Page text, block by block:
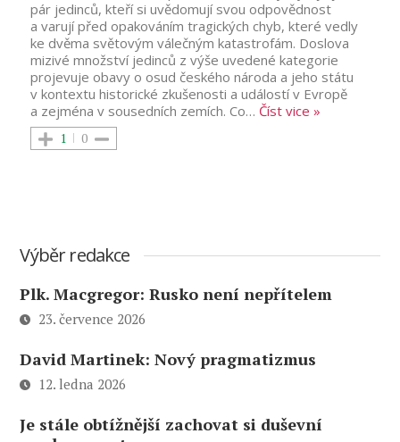
pár jedinců, kteří si uvědomují svou odpovědnost
a varují před opakováním tragických chyb, které vedly
ke dvěma světovým válečným katastrofám. Doslova
mizivé množství jedinců z výše uvedené kategorie
projevuje obavy o osud českého národa a jeho státu
v kontextu historické zkušenosti a událostí v Evropě
a zejména v sousedních zemích. Co… Číst vice »
1 0
Výběr redakce
Plk. Macgregor: Rusko není nepřítelem
23. července 2026
David Martinek: Nový pragmatizmus
12. ledna 2026
Je stále obtížnější zachovat si duševní